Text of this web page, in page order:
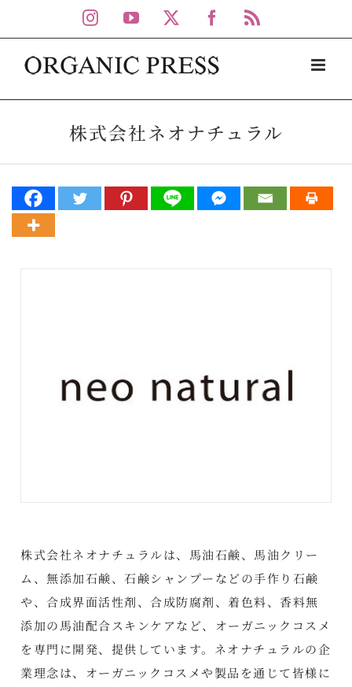
to
content
Instagram
YouTube Facebook
株式会社ネオナチュラル
株式会社ネオナチュラルは、馬油石鹸、馬油クリー
ム、無添加石鹸、石鹸シャンプーなどの手作り石鹸
や、合成界面活性剤、合成防腐剤、着色料、香料無
添加の馬油配合スキンケアなど、オーガニックコスメ
を専門に開発、提供しています。ネオナチュラルの企
業理念は、オーガニックコスメや製品を通じて皆様に